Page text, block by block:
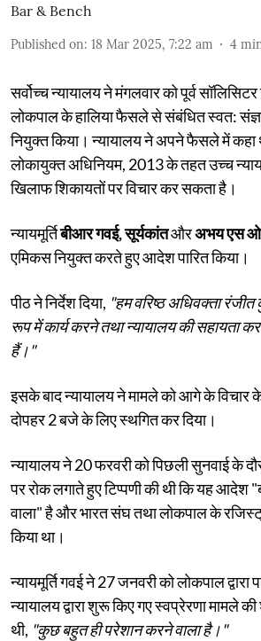
Bar & Bench
Published on: 18 Mar 2025, 7:22 am 4
सर्वोच्च न्यायालय ने मंगलवार को पूर्व
लोकपाल के हालिया फैसले से संबंधित स्वत:
नियुक्त किया। न्यायालय ने अपने फैसले में
लोकायुक्त अधिनियम, 2013 के तहत उच्च
खिलाफ शिकायतों पर विचार कर सकता है।
न्यायमूर्तिबीआर गवई, सूर्यकांतऔरअभय एस
एमिकस नियुक्त करते हुए आदेश पारित किया।
पीठ ने निर्देश दिया, "हम वरिष्ठ अधिवक्ता रंजीत
रूप में कार्य करने तथा न्यायालय की सहायता
हैं।"
इसके बाद न्यायालय ने मामले को आगे के विचार
दोपहर 2 बजे के लिए स्थगित कर दिया।
न्यायालय ने 20 फरवरी को पिछली सुनवाई के
पर रोक लगाते हुए टिप्पणी की थी कि यह आदेश
वाला" है और भारत संघ तथा लोकपाल के
किया था।
न्यायमूर्ति गवई ने 27 जनवरी को लोकपाल
न्यायालय द्वारा शुरू किए गए स्वप्रेरणा मामले
थी, "कुछ बहुत ही परेशान करने वाला है।"